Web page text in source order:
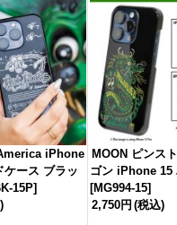
iPhone
ース ブラッ
15P]
MOON ピンス
ゴン iPhone 15
[MG994-15]
2,750円 (税込)